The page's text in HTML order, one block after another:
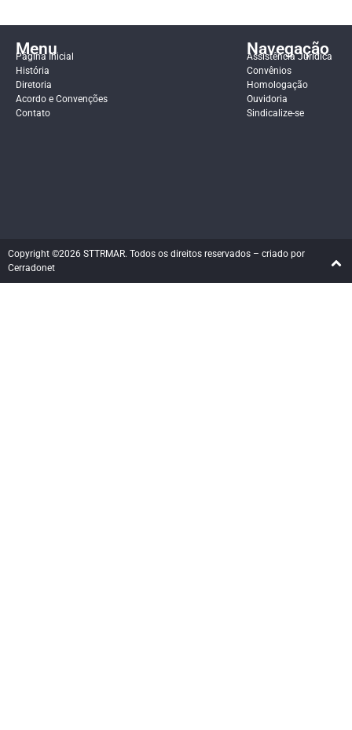
Menu
Página Inicial
História
Diretoria
Acordo e Convenções
Contato
Navegação
Assistência Jurídica
Convênios
Homologação
Ouvidoria
Sindicalize-se
Copyright ©2026 STTRMAR. Todos os direitos reservados – criado por
Cerradonet